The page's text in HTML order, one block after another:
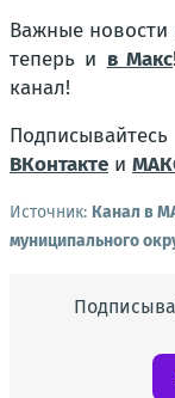
Важные новости
теперь и в Макс
канал!
ВКонтакте и
Источник: Канал в
муниципального